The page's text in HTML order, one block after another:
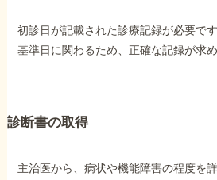
初診日が記載された診療記録が必要で
基準日に関わるため、正確な記録が求め
診断書の取得
主治医から、病状や機能障害の程度を